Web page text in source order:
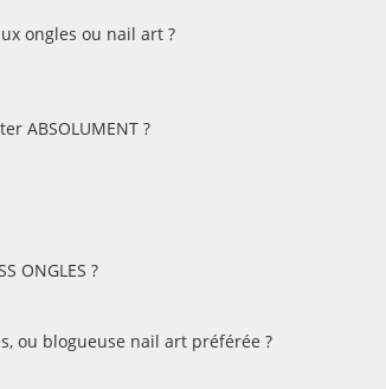
ongles ou nail art ?
ABSOLUMENT ?
ONGLES ?
ou blogueuse nail art préférée ?